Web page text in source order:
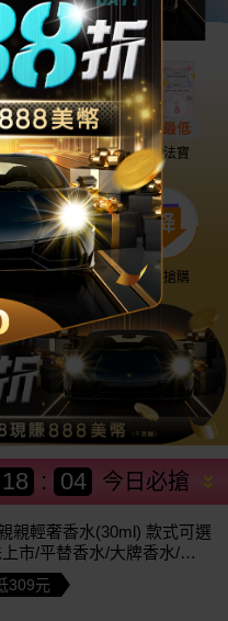
盛夏提案 雨天法寶
降價搶購
今日必搶
18 : 01
親輕奢香水(30ml) 款式可選
市/平替香水/大牌香水/大
309元